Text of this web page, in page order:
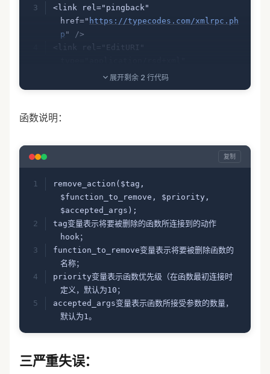
<link rel="pingback"
href=" https://typecodes.com/xmlrpc.ph
p " />
<link rel="EditURI"
title="RSD"
<link rel="wlwmanifest"
<meta name="generator"
content="WordPress 3.4.0" />
[WP官方解决代码]
(http://wordpress.org/support/topic/r
emove-feed-from-wp_head
functions.php中添加如下代码
//sorted by vfhky
remove_action( 'wp_head',
'feed_links_extra', 3 ); //去除评论
feed
remove_action( 'wp_head', 'rsd_link'
); //针对Blog的远程离线编辑器接口
展开剩余 2 行代码
函数说明：
复制
remove_action($tag,
$function_to_remove, $priority,
$accepted_args);
tag变量表示将要被删除的函数所连接到的动作
hook；
function_to_remove变量表示将要被删除函数的
名称；
priority变量表示函数优先级（在函数最初连接时
定义，默认为10；
accepted_args变量表示函数所接受参数的数量，
默认为1。
三严重失误：